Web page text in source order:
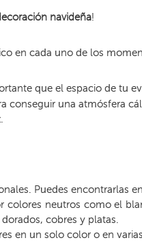
navideña!
en cada uno de los
que el espacio de tu
conseguir una atmósfera
Puedes encontrarlas
neutros como el
cobres y platas.
en un solo color o en